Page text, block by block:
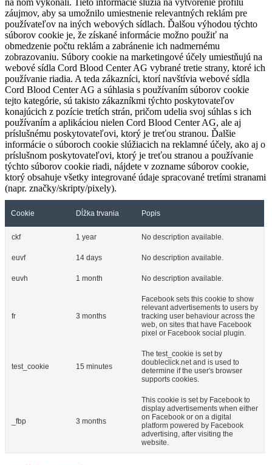
na ňom vykonali. Tieto informácie slúžia na vytvorenie profilu
záujmov, aby sa umožnilo umiestnenie relevantných reklám pre
používateľov na iných webových sídlach. Ďalšou výhodou týchto
súborov cookie je, že získané informácie možno použiť na
obmedzenie počtu reklám a zabránenie ich nadmernému
zobrazovaniu. Súbory cookie na marketingové účely umiestňujú na
webové sídla Cord Blood Center AG vybrané tretie strany, ktoré ich
používanie riadia. A teda zákazníci, ktorí navštívia webové sídla
Cord Blood Center AG a súhlasia s používaním súborov cookie
tejto kategórie, sú takisto zákazníkmi týchto poskytovateľov
konajúcich z pozície tretích strán, pričom udelia svoj súhlas s ich
používaním a aplikáciou nielen Cord Blood Center AG, ale aj
príslušnému poskytovateľovi, ktorý je treťou stranou. Ďalšie
informácie o súboroch cookie slúžiacich na reklamné účely, ako aj o
príslušnom poskytovateľovi, ktorý je treťou stranou a používanie
týchto súborov cookie riadi, nájdete v zozname súborov cookie,
ktorý obsahuje všetky integrované údaje spracované tretími stranami
(napr. značky/skripty/pixely).
Cookie Dĺžka trvania Popis
ckf 1 year No description available.
euvf 14 days No description available.
euvh 1 month No description available.
fr 3 months
Facebook sets this cookie to show
relevant advertisements to users by
tracking user behaviour across the
web, on sites that have Facebook
pixel or Facebook social plugin.
test_cookie 15 minutes
The test_cookie is set by
doubleclick.net and is used to
determine if the user's browser
supports cookies.
_fbp 3 months
This cookie is set by Facebook to
display advertisements when either
on Facebook or on a digital
platform powered by Facebook
advertising, after visiting the
website.